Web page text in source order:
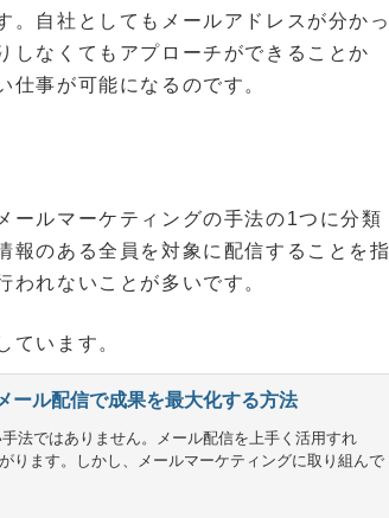
。自社としてもメールアドレスが分かっ
しなくてもアプローチができることか
事が可能になるのです。
ールマーケティングの手法の1つに分類
報のある全員を対象に配信することを指
われないことが多いです。
ています。
ール配信で成果を最大化する方法
法ではありません。メール配信を上手く活用すれ
ります。しかし、メールマーケティングに取り組んで